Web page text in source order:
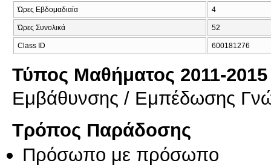
Ώρες Εβδομαδιαία 4
Ώρες Συνολικά 52
Class ID 600181276
Τύπος Μαθήματος 2011-2015
Εμβάθυνσης / Εμπέδωσης
Τρόπος Παράδοσης
Πρόσωπο με πρόσωπο